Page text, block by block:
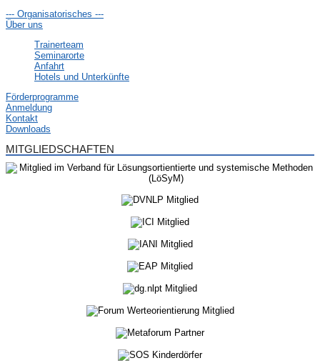
--- Organisatorisches ---
Über uns
Trainerteam
Seminarorte
Anfahrt
Hotels und Unterkünfte
Förderprogramme
Anmeldung
Kontakt
Downloads
MITGLIEDSCHAFTEN